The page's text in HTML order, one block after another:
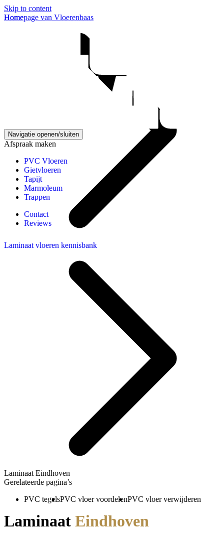
Skip to content
Homepage van Vloerenbaas
Navigatie openen/sluiten
Afspraak maken
PVC Vloeren
Gietvloeren
Tapijt
Marmoleum
Trappen
Contact
Reviews
Home
Laminaat vloeren kennisbank
Laminaat Eindhoven
Gerelateerde pagina’s
PVC tegelsPVC vloer voordelenPVC vloer verwijderen
Laminaat Eindhoven